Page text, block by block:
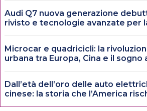
Audi Q7 nuova generazione
rivisto e tecnologie avanzate per
Microcar e quadricicli: la
urbana tra Europa, Cina e il sogno
Dall’età dell’oro delle auto
cinese: la storia che l’America